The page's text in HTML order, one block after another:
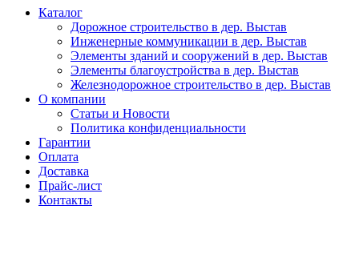
Каталог
Дорожное строительство в дер. Выстав
Инженерные коммуникации в дер. Выстав
Элементы зданий и сооружений в дер. Выстав
Элементы благоустройства в дер. Выстав
Железнодорожное строительство в дер. Выстав
О компании
Статьи и Новости
Политика конфиденциальности
Гарантии
Оплата
Доставка
Прайс-лист
Контакты